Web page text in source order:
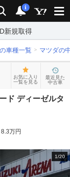
検索 通知
i
新規取得
車種一覧 マツダの
お気に入り
一覧を見る
最近見た
中古車
ド ディーゼルタ
8.3万円
1/20